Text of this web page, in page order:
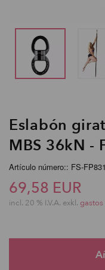
Eslabón
MBS 36kN -
Artículo número:: FS-
69,58 EUR
incl. 20 % I.V.A. exkl.